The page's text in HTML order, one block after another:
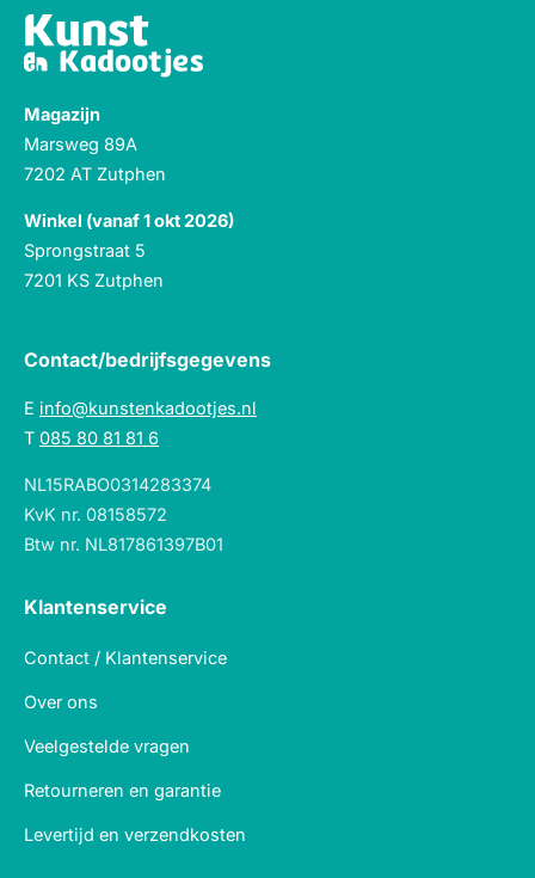
Magazijn
Marsweg 89A
7202 AT Zutphen
Winkel (vanaf 1 okt 2026)
Sprongstraat 5
7201 KS Zutphen
Contact/bedrijfsgegevens
E info@kunstenkadootjes.nl
T 085 80 81 81 6
NL15RABO0314283374
KvK nr. 08158572
Btw nr. NL817861397B01
Klantenservice
Contact / Klantenservice
Over ons
Veelgestelde vragen
Retourneren en garantie
Levertijd en verzendkosten